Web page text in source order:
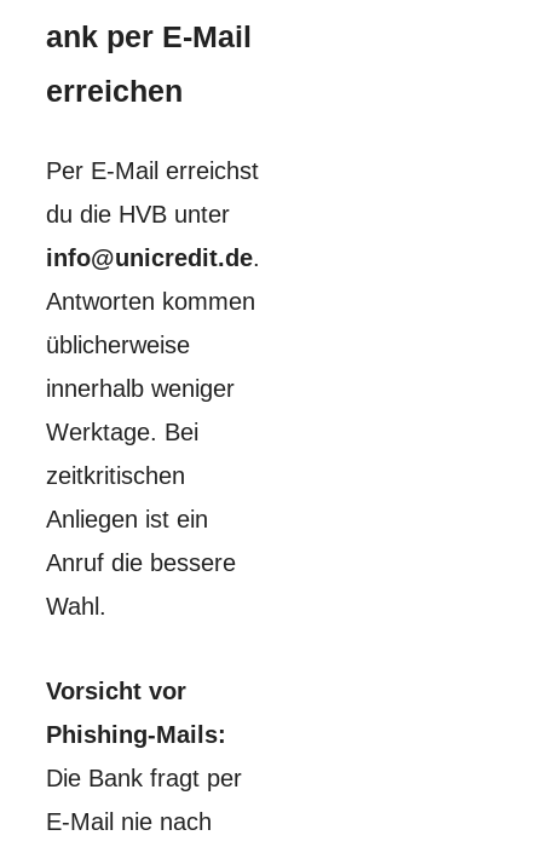
ank per E-Mail
erreichen
Per E-Mail erreichst
du die HVB unter
info@unicredit.de.
Antworten kommen
üblicherweise
innerhalb weniger
Werktage. Bei
zeitkritischen
Anliegen ist ein
Anruf die bessere
Wahl.
Vorsicht vor
Phishing-Mails:
Die Bank fragt per
E-Mail nie nach